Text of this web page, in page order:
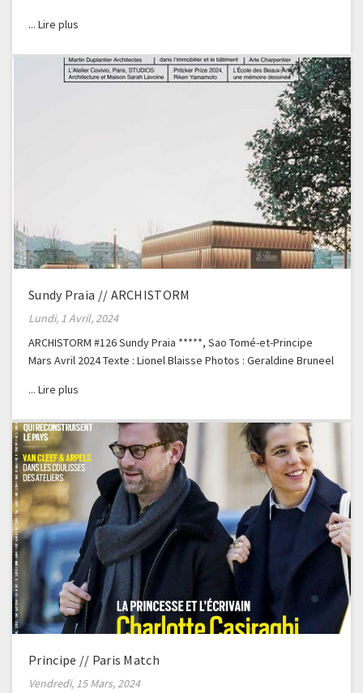
Sundy Praia // ARCHISTORM
Lundi, 1 Avril, 2024
ARCHISTORM #126 Sundy Praia *****, Sao Tomé-et-Principe
Mars Avril 2024 Texte : Lionel Blaisse Photos : Geraldine Bruneel
Principe // Paris Match
Vendredi, 15 Mars, 2024